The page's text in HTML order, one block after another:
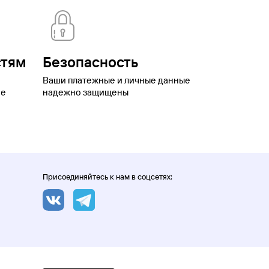
Безопасность
Ваши платежные и личные данные
надежно защищены
Присоединяйтесь к нам в соцсетях: